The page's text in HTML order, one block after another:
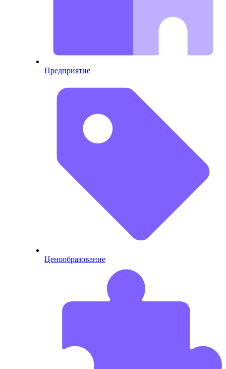
Предприятие
Ценообразование